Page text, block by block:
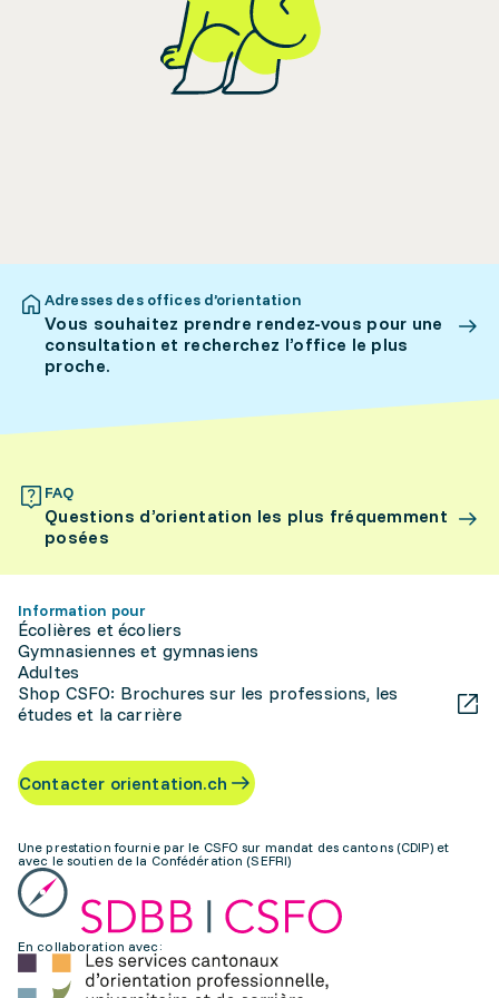
Adresses des offices d’orientation
Vous souhaitez prendre rendez-vous pour une
consultation et recherchez l’office le plus
proche.
FAQ
Questions d’orientation les plus fréquemment
posées
Information pour
Écolières et écoliers
Gymnasiennes et gymnasiens
Adultes
Shop CSFO: Brochures sur les professions, les
études et la carrière
Contacter orientation.ch
Une prestation fournie par le CSFO sur mandat des cantons (CDIP) et
avec le soutien de la Confédération (SEFRI)
En collaboration avec: